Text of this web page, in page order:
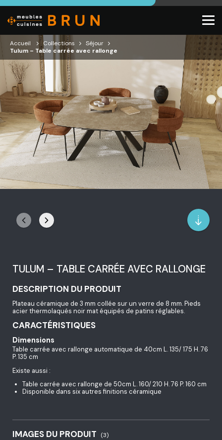
Accueil Collections
Séjour
Tulum – Table carrée avec rallonge
TULUM – TABLE CARRÉE AVEC RALLONGE
DESCRIPTION DU PRODUIT
Plateau céramique de 3 mm collée sur un verre de 8 mm. Pieds
acier thermolaqués noir mat équipés de patins réglables.
CARACTÉRISTIQUES
Dimensions
Table carrée avec rallonge automatique de 40cm L. 135/ 175 H. 76
P. 135 cm
Existe aussi :
Table carrée avec rallonge de 50cm L. 160/ 210 H. 76 P. 160 cm
Disponible dans six autres finitions céramique
IMAGES DU PRODUIT (3)